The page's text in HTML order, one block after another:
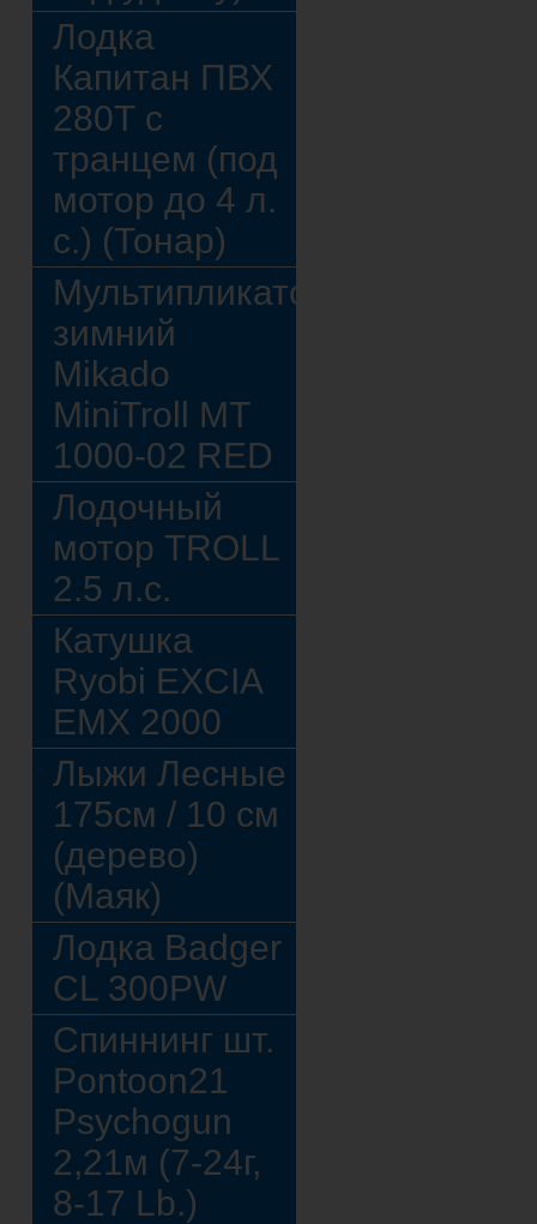
Лодка
Капитан ПВХ
280Т с
транцем (под
мотор до 4 л.
с.) (Тонар)
Мультипликатор
зимний
Mikado
MiniTroll MT
1000-02 RED
Лодочный
мотор TROLL
2.5 л.с.
Катушка
Ryobi EXCIA
EMX 2000
Лыжи Лесные
175см / 10 см
(дерево)
(Маяк)
Лодка Badger
CL 300PW
Спиннинг шт.
Pontoon21
Psychogun
2,21м (7-24г,
8-17 Lb.)